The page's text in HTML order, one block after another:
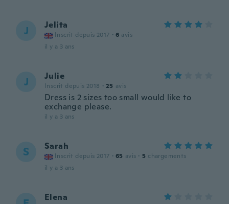
J Jelita
Inscrit depuis 2017 · 6 avis
il y a 3 ans
J Julie
Inscrit depuis 2018 · 25 avis
Dress is 2 sizes too small would like to
exchange please.
il y a 3 ans
S Sarah
Inscrit depuis 2017 · 65 avis · 5 chargements
il y a 3 ans
Elena